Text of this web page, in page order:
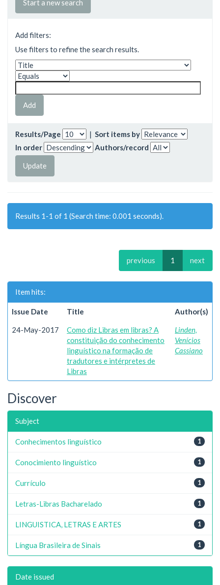
Start a new search
Add filters:
Use filters to refine the search results.
Results/Page | Sort items by
In order
Authors/record
Results 1-1 of 1 (Search time: 0.001 seconds).
previous 1 next
Item hits:
Issue Date Title Author(s)
24-May-2017
Como diz Libras em libras? A
constituição do conhecimento
linguístico na formação de
tradutores e intérpretes de
Libras
Linden,
Venícios
Cassiano
Discover
Subject
1
Conhecimentos linguístico
1
Conocimiento linguístico
1
Currículo
1
Letras-Libras Bacharelado
1
LINGUISTICA, LETRAS E ARTES
1
Língua Brasileira de Sinais
Date issued